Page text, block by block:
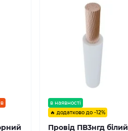
в наявності
🔥 додатково до -12%
Провід ПВ3нгд білий